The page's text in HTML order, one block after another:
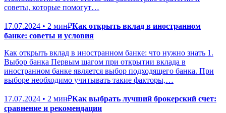
советы, которые помогут…
17.07.2024 • 2 мин₽Как открыть вклад в иностранном
банке: советы и условия
Как открыть вклад в иностранном банке: что нужно знать 1.
Выбор банка Первым шагом при открытии вклада в
иностранном банке является выбор подходящего банка. При
выборе необходимо учитывать такие факторы,…
17.07.2024 • 2 мин₽Как выбрать лучший брокерский счет:
сравнение и рекомендации